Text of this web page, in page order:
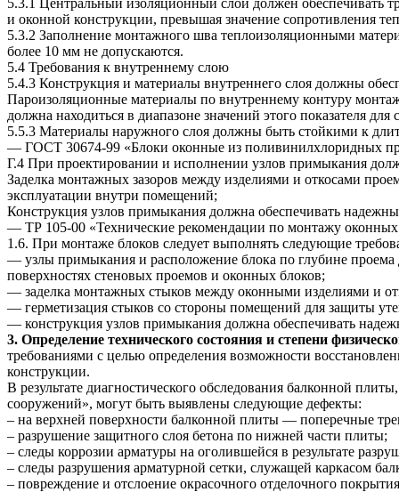
и оконной конструкции, превышая значение сопротивления
5.3.2 Заполнение монтажного шва теплоизоляционными
более 10 мм не допускаются.
5.4 Требования к внутреннему слою
5.4.3 Конструкция и материалы внутреннего слоя должны
Пароизоляционные материалы по внутреннему контуру
должна находиться в диапазоне значений этого показателя
5.5.3 Материалы наружного слоя должны быть стойкими к
— ГОСТ 30674-99 «Блоки оконные из поливинилхлоридных
Г.4 При проектировании и исполнении узлов примыкания
Заделка монтажных зазоров между изделиями и откосами
эксплуатации внутри помещений;
Конструкция узлов примыкания должна обеспечивать
— ТР 105-00 «Технические рекомендации по монтажу
1.6. При монтаже блоков следует выполнять следующие
— узлы примыкания и расположение блока по глубине проема
поверхностях стеновых проемов и оконных блоков;
— заделка монтажных стыков между оконными изделиями и
— герметизация стыков со стороны помещений для защиты
— конструкция узлов примыкания должна обеспечивать
3. Определение технического состояния и степени
требованиями с целью определения возможности
конструкции.
В результате диагностического обследования балконной
сооружений», могут быть выявлены следующие дефекты:
– на верхней поверхности балконной плиты — поперечные
– разрушение защитного слоя бетона по нижней части плиты;
– следы коррозии арматуры на оголившейся в результате
– следы разрушения арматурной сетки, служащей каркасом
– повреждение и отслоение окрасочного отделочного